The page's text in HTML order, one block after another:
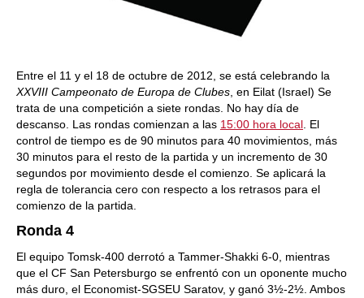
Entre el 11 y el 18 de octubre de 2012, se está celebrando la
XXVIII Campeonato de Europa de Clubes , en Eilat (Israel) Se
trata de una competición a siete rondas. No hay día de
descanso. Las rondas comienzan a las 15:00 hora local . El
control de tiempo es de 90 minutos para 40 movimientos, más
30 minutos para el resto de la partida y un incremento de 30
segundos por movimiento desde el comienzo. Se aplicará la
regla de tolerancia cero con respecto a los retrasos para el
comienzo de la partida.
Ronda 4
El equipo Tomsk-400 derrotó a Tammer-Shakki 6-0, mientras
que el CF San Petersburgo se enfrentó con un oponente mucho
más duro, el Economist-SGSEU Saratov, y ganó 3½-2½. Ambos